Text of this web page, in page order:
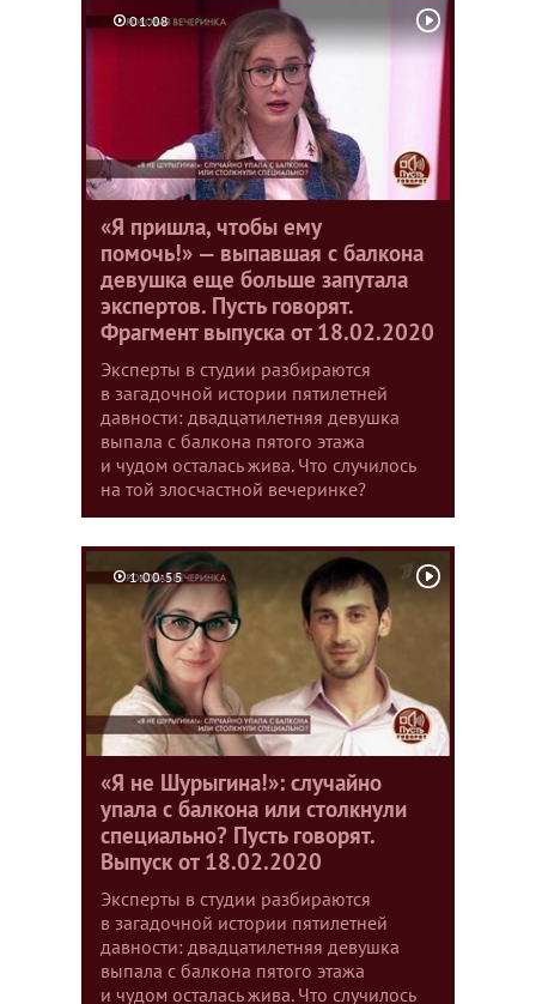
01:08
«Я пришла, чтобы ему
помочь!» — выпавшая с балкона
девушка еще больше запутала
экспертов. Пусть говорят.
Фрагмент выпуска от 18.02.2020
Эксперты в студии разбираются
в загадочной истории пятилетней
давности: двадцатилетняя девушка
выпала с балкона пятого этажа
и чудом осталась жива. Что случилось
на той злосчастной вечеринке?
1:00:55
«Я не Шурыгина!»: случайно
упала с балкона или столкнули
специально? Пусть говорят.
Выпуск от 18.02.2020
Эксперты в студии разбираются
в загадочной истории пятилетней
давности: двадцатилетняя девушка
выпала с балкона пятого этажа
и чудом осталась жива. Что случилось